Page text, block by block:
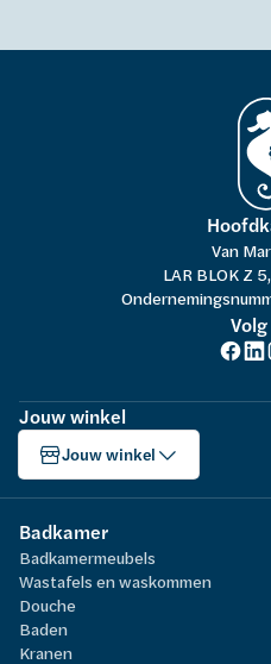
Van
LAR BLOK Z
Jouw winkel
Jouw winkel
Badkamer
Badkamermeubels
Wastafels en waskommen
Douche
Baden
Kranen